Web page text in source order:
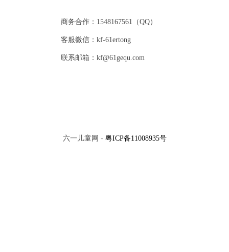
商务合作：1548167561（QQ）
客服微信：kf-61ertong
联系邮箱：kf@61gequ.com
六一儿童网 - 粤ICP备11008935号